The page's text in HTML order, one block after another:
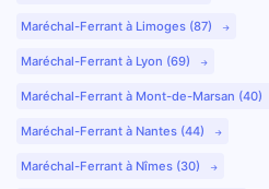
Maréchal-Ferrant à Limoges (87)
Maréchal-Ferrant à Lyon (69)
Maréchal-Ferrant à Mont-de-Marsan (40)
Maréchal-Ferrant à Nantes (44)
Maréchal-Ferrant à Nîmes (30)